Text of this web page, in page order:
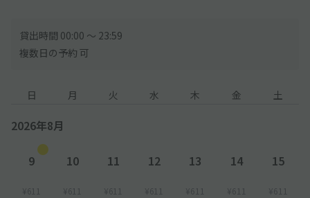
貸出時間 00:00 〜 23:59
複数日の予約 可
日 月 火 水 木 金 土
2026年8月
9
¥611
10
¥611
11
¥611
12
¥611
13
¥611
14
¥611
15
¥611